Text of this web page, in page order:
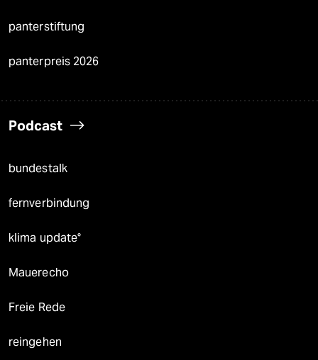
panterstiftung
panterpreis 2026
Podcast
bundestalk
fernverbindung
klima update°
Mauerecho
Freie Rede
reingehen